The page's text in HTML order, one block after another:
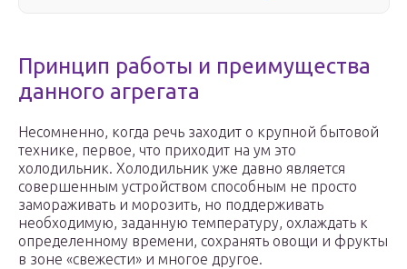
Принцип работы и преимущества
данного агрегата
Несомненно, когда речь заходит о крупной бытовой
технике, первое, что приходит на ум это
холодильник. Холодильник уже давно является
совершенным устройством способным не просто
замораживать и морозить, но поддерживать
необходимую, заданную температуру, охлаждать к
определенному времени, сохранять овощи и фрукты
в зоне «свежести» и многое другое.